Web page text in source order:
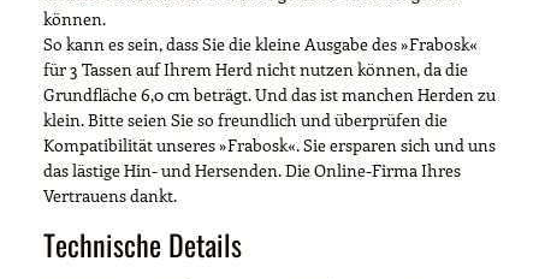
können.
So kann es sein, dass Sie die kleine Ausgabe des »Frabosk«
für 3 Tassen auf Ihrem Herd nicht nutzen können, da die
Grundfläche 6,0 cm beträgt. Und das ist manchen Herden zu
klein. Bitte seien Sie so freundlich und überprüfen die
Kompatibilität unseres »Frabosk«. Sie ersparen sich und uns
das lästige Hin- und Hersenden. Die Online-Firma Ihres
Vertrauens dankt.
Technische Details